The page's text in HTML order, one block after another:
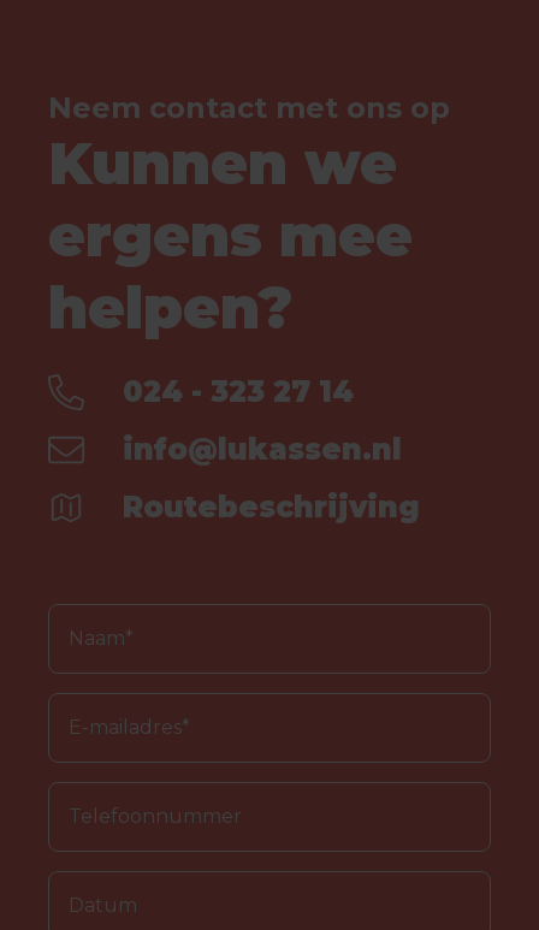
Neem contact met ons op
Kunnen we
ergens mee
helpen?
024 - 323 27 14
info@lukassen.nl
Routebeschrijving